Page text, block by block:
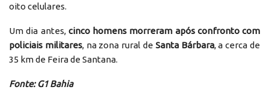
oito celulares.
Um dia antes, cinco homens morreram após confronto com
policiais militares, na zona rural de Santa Bárbara, a cerca de
35 km de Feira de Santana.
Fonte: G1 Bahia